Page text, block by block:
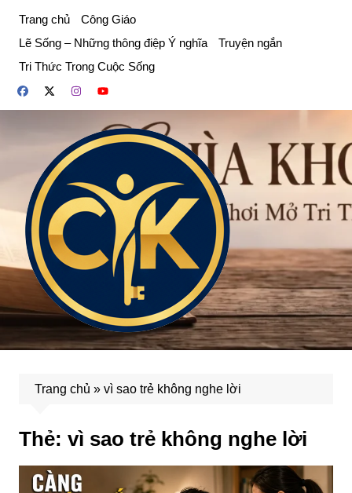
phần
dung
Trang chủ
Công Giáo
Lẽ Sống – Những thông điệp Ý nghĩa
Truyện ngắn
Tri Thức Trong Cuộc Sống
Trang chủ » vì sao trẻ không nghe lời
Thẻ: vì sao trẻ không nghe lời